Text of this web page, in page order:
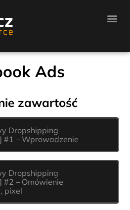
Ads
zawartość
Dropshipping
#1 – Wprowadzenie
Dropshipping
#2 – Omówienie
pixel